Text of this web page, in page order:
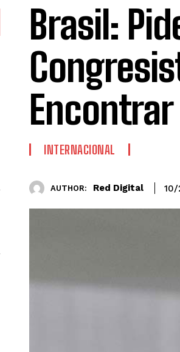
Brasil:
Encontrar
INTERNACIONAL
AUTHOR: Red Digital 10/